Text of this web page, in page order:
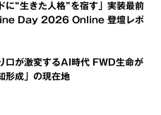
に“生きた人格”を宿す」実装最前
Day 2026 Online 登壇レポ
口が激変するAI時代 FWD生命が
形成」の現在地